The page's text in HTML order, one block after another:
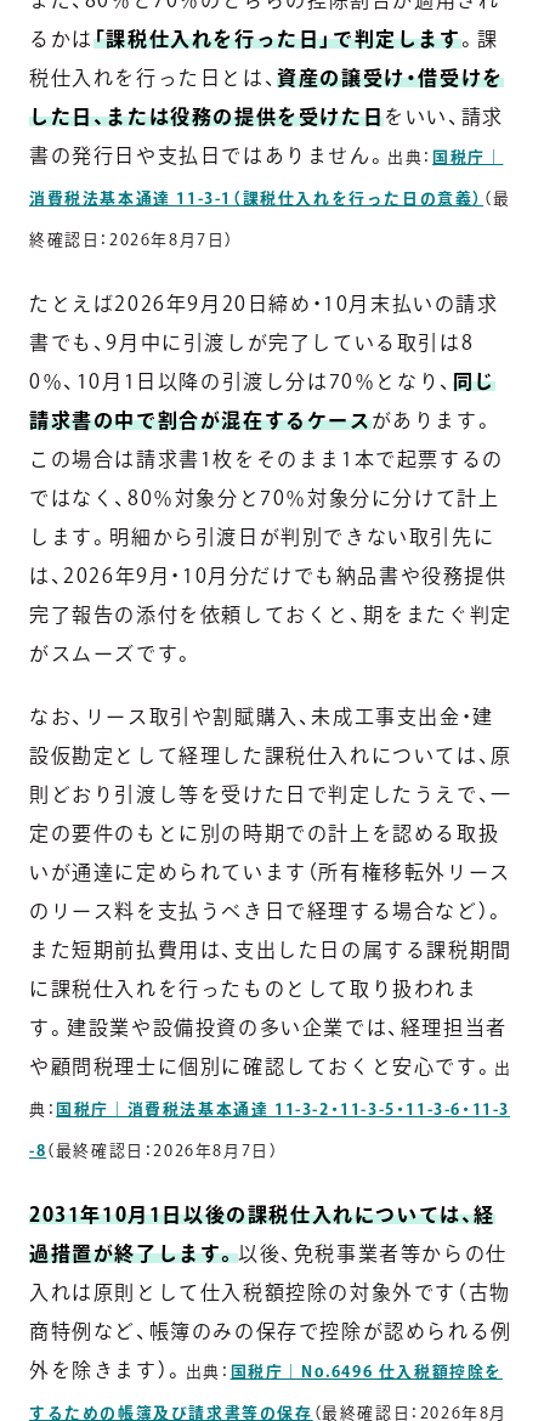
るかは「課税仕入れを行った日」で判定します。課
税仕入れを行った日とは、資産の譲受け・借受けを
した日、または役務の提供を受けた日をいい、請求
書の発行日や支払日ではありません。
出典： 国税庁｜
消費税法基本通達 11-3-1（課税仕入れを行った日の意義） （最
終確認日：2026年8月7日）
たとえば2026年9月20日締め・10月末払いの請求
書でも、9月中に引渡しが完了している取引は8
0％、10月1日以降の引渡し分は70％となり、 同じ
請求書の中で割合が混在するケースがあります。
この場合は請求書1枚をそのまま1本で起票するの
ではなく、80％対象分と70％対象分に分けて計上
します。明細から引渡日が判別できない取引先に
は、2026年9月・10月分だけでも納品書や役務提供
完了報告の添付を依頼しておくと、期をまたぐ判定
がスムーズです。
なお、リース取引や割賦購入、未成工事支出金・建
設仮勘定として経理した課税仕入れについては、原
則どおり引渡し等を受けた日で判定したうえで、一
定の要件のもとに別の時期での計上を認める取扱
いが通達に定められています（所有権移転外リース
のリース料を支払うべき日で経理する場合など）。
また短期前払費用は、支出した日の属する課税期間
に課税仕入れを行ったものとして取り扱われま
す。建設業や設備投資の多い企業では、経理担当者
や顧問税理士に個別に確認しておくと安心です。
出
典： 国税庁｜消費税法基本通達 11-3-2・11-3-5・11-3-6・11-3
-8 （最終確認日：2026年8月7日）
2031年10月1日以後の課税仕入れについては、経
過措置が終了します。以後、免税事業者等からの仕
入れは原則として仕入税額控除の対象外です（古物
商特例など、帳簿のみの保存で控除が認められる例
外を除きます）。
出典： 国税庁｜No.6496 仕入税額控除を
するための帳簿及び請求書等の保存 （最終確認日：2026年8月